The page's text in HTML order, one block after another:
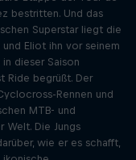
bestritten. Und das
Superstar liegt die
Eliot ihn vor seinem
dieser Saison
Ride begrüßt. Der
Rennen und
MTB- und
Welt. Die Jungs
wie er es schafft,